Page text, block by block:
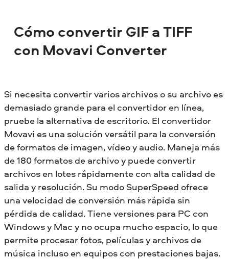
Cómo convertir GIF a TIFF
con Movavi Converter
Si necesita convertir varios archivos o su archivo es
demasiado grande para el convertidor en línea,
pruebe la alternativa de escritorio. El convertidor
Movavi es una solución versátil para la conversión
de formatos de imagen, vídeo y audio. Maneja más
de 180 formatos de archivo y puede convertir
archivos en lotes rápidamente con alta calidad de
salida y resolución. Su modo SuperSpeed ofrece
una velocidad de conversión más rápida sin
pérdida de calidad. Tiene versiones para PC con
Windows y Mac y no ocupa mucho espacio, lo que
permite procesar fotos, películas y archivos de
música incluso en equipos con prestaciones bajas.